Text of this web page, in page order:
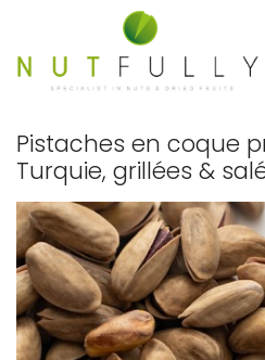
Pistaches en coque
Turquie, grillées &